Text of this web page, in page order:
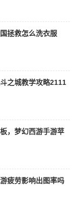
拯救怎么洗衣服
之城教学攻略2111
，梦幻西游手游苹
疲劳影响出图率吗